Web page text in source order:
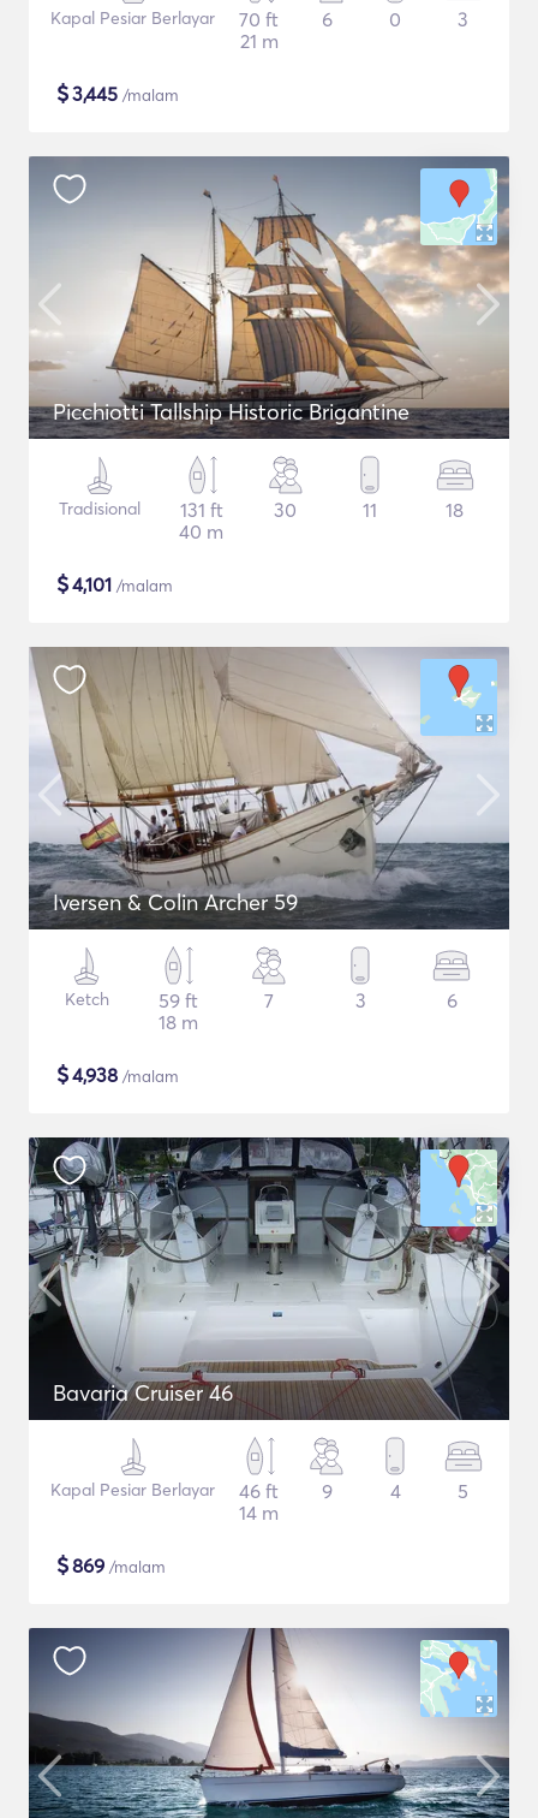
Kapal Pesiar Berlayar
70 ft
21 m
6 0 3
$3,445 /malam
Picchiotti Tallship Historic Brigantine
Tradisional
131 ft
40 m
30 11 18
$4,101 /malam
Iversen & Colin Archer 59
Ketch
59 ft
18 m
7 3 6
$4,938 /malam
Bavaria Cruiser 46
Kapal Pesiar Berlayar
46 ft
14 m
9 4 5
$869 /malam